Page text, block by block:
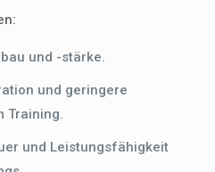
und -stärke.
und geringere
Training.
und Leistungsfähigkeit